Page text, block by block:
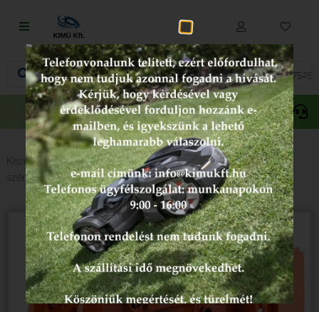
Fűnyírás
Vágás és fűrészelés
Akkumulátoros termékek
Talajápolás és tisztítás
Alkatrészek
Kenőanyagok és kannák
Védőfelszerelés
Tartozékok és kiegészítők
Akciós
termékek
Gepida Oregon
Kezdőlap/ Népszerű kategóriák/Husqvarna 3-as
széria/ Husqvarna 372XP forgattyúsház